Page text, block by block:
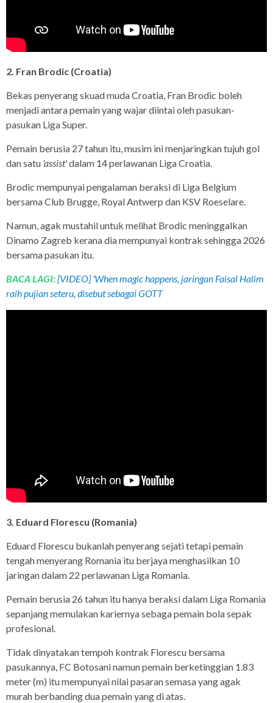
2. Fran Brodic (Croatia)
Bekas penyerang skuad muda Croatia, Fran Brodic boleh
menjadi antara pemain yang wajar diintai oleh pasukan-
pasukan Liga Super.
Pemain berusia 27 tahun itu, musim ini menjaringkan tujuh gol
dan satu 'assist'dalam 14 perlawanan Liga Croatia.
Brodic mempunyai pengalaman beraksi di Liga Belgium
bersama Club Brugge, Royal Antwerp dan KSV Roeselare.
Namun, agak mustahil untuk melihat Brodic meninggalkan
Dinamo Zagreb kerana dia mempunyai kontrak sehingga 2026
bersama pasukan itu.
BACA LAGI:[VIDEO] 'When magic happens, jaringan Faisal Halim
raih pujian seteru, disebut sebagai GOTT
3. Eduard Florescu (Romania)
Eduard Florescu bukanlah penyerang sejati tetapi pemain
tengah menyerang Romania itu berjaya menghasilkan 10
jaringan dalam 22 perlawanan Liga Romania.
Pemain berusia 26 tahun itu hanya beraksi dalam Liga Romania
sepanjang memulakan kariernya sebaga pemain bola sepak
profesional.
Tidak dinyatakan tempoh kontrak Florescu bersama
pasukannya, FC Botosani namun pemain berketinggian 1.83
meter (m) itu mempunyai nilai pasaran semasa yang agak
murah berbanding dua pemain yang di atas.